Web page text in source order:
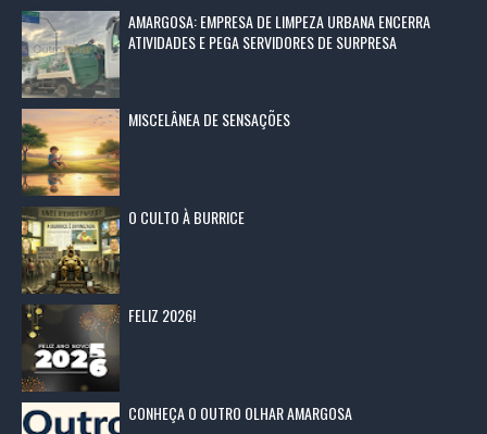
AMARGOSA: EMPRESA DE LIMPEZA URBANA ENCERRA
ATIVIDADES E PEGA SERVIDORES DE SURPRESA
MISCELÂNEA DE SENSAÇÕES
O CULTO À BURRICE
FELIZ 2026!
CONHEÇA O OUTRO OLHAR AMARGOSA